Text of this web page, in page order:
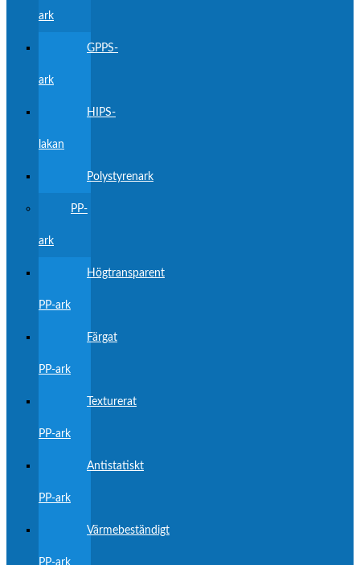
ark
GPPS-
ark
HIPS-
lakan
Polystyrenark
PP-
ark
Högtransparent
PP-ark
Färgat
PP-ark
Texturerat
PP-ark
Antistatiskt
PP-ark
Värmebeständigt
PP-ark